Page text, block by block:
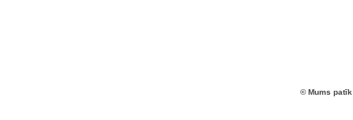
© Mums